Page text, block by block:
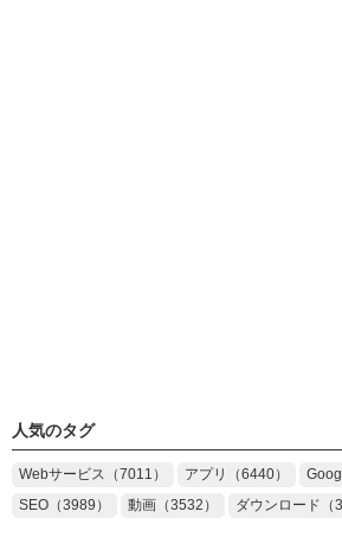
人気のタグ
Webサービス（7011） アプリ（6440）
SEO（3989）
動画（3532） ダウンロード（